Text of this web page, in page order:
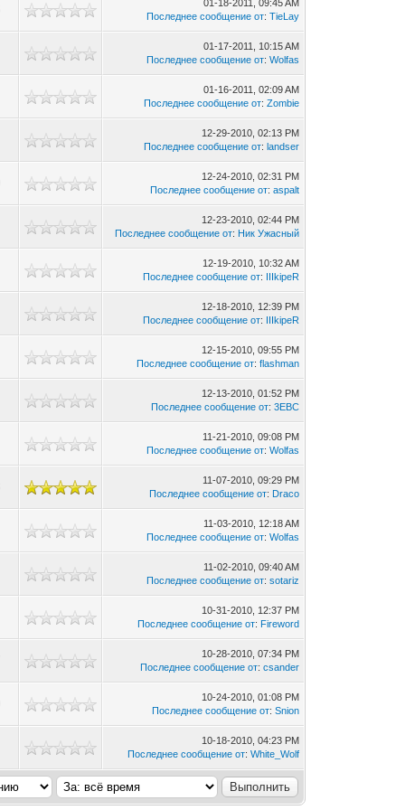
01-18-2011, 09:45 AM
Последнее сообщение от:TieLay
01-17-2011, 10:15 AM
Последнее сообщение от:Wolfas
01-16-2011, 02:09 AM
Последнее сообщение от:Zombie
12-29-2010, 02:13 PM
Последнее сообщение от:landser
12-24-2010, 02:31 PM
Последнее сообщение от:aspalt
12-23-2010, 02:44 PM
Последнее сообщение от: Ник Ужасный
12-19-2010, 10:32 AM
Последнее сообщение от: IIIkipeR
12-18-2010, 12:39 PM
Последнее сообщение от: IIIkipeR
12-15-2010, 09:55 PM
Последнее сообщение от:flashman
12-13-2010, 01:52 PM
Последнее сообщение от:3EBC
11-21-2010, 09:08 PM
Последнее сообщение от:Wolfas
11-07-2010, 09:29 PM
Последнее сообщение от: Draco
11-03-2010, 12:18 AM
Последнее сообщение от:Wolfas
11-02-2010, 09:40 AM
Последнее сообщение от:sotariz
10-31-2010, 12:37 PM
Последнее сообщение от: Fireword
10-28-2010, 07:34 PM
Последнее сообщение от:csander
10-24-2010, 01:08 PM
Последнее сообщение от:Snion
10-18-2010, 04:23 PM
Последнее сообщение от:White_Wolf